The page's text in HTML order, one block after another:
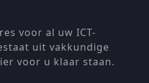
voor al uw ICT-
uit vakkundige
voor u klaar staan.